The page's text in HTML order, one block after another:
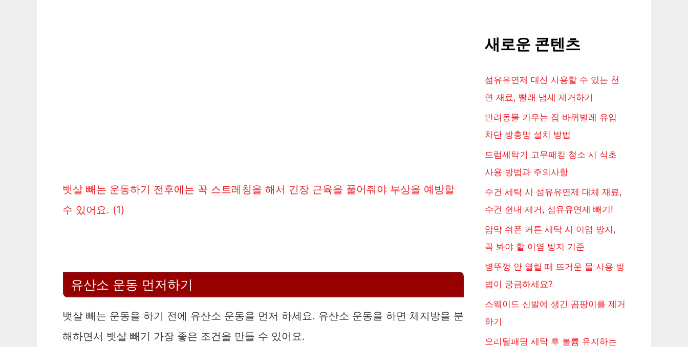
뱃살 빼는 운동하기 전후에는 꼭 스트레칭을 해서 긴장 근육을 풀어줘야 부상을 예방할
수 있어요. (1)
유산소 운동 먼저하기
뱃살 빼는 운동을 하기 전에 유산소 운동을 먼저 하세요. 유산소 운동을 하면 체지방을 분
해하면서 뱃살 빼기 가장 좋은 조건을 만들 수 있어요.
새로운 콘텐츠
섬유유연제 대신 사용할 수 있는 천
연 재료, 빨래 냄세 제거하기
반려동물 키우는 집 바퀴벌레 유입
차단 방충망 설치 방법
드럼세탁기 고무패킹 청소 시 식초
사용 방법과 주의사항
수건 세탁 시 섬유유연제 대체 재료,
수건 쉰내 제거, 섬유유연제 빼기!
암막 쉬폰 커튼 세탁 시 이염 방지,
꼭 봐야 할 이염 방지 기준
병뚜껑 안 열릴 때 뜨거운 물 사용 방
법이 궁금하세요?
스웨이드 신발에 생긴 곰팡이를 제거
하기
오리털패딩 세탁 후 볼륨 유지하는